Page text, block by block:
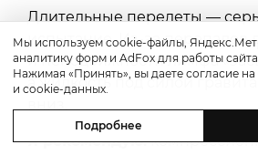
Длительные перелеты —
испытание. Из-за перепадов
и неподвижности лимфа
а жидкость под силой
Я рекомендую:
Мы используем cookie-файлы,
аналитику форм и AdFox для работы
Нажимая «Принять», вы даете согласие
и cookie-данных.
Подробнее